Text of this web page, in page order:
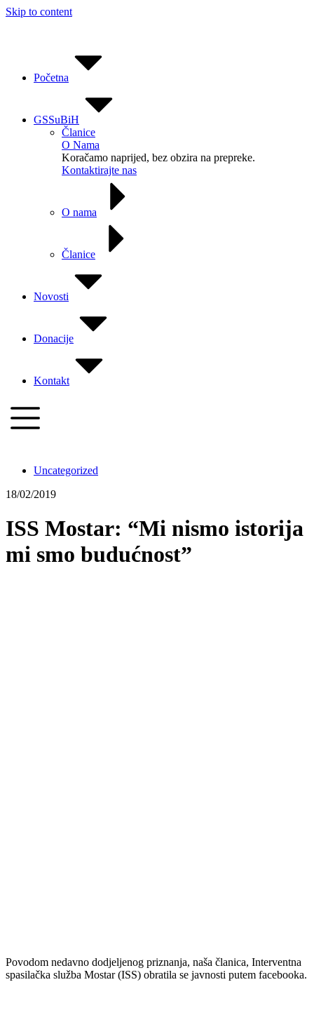
Skip to content
Početna
GSSuBiH
Članice
O Nama
Koračamo naprijed, bez obzira na prepreke.
Kontaktirajte nas
O nama
Članice
Novosti
Donacije
Kontakt
Uncategorized
18/02/2019
ISS Mostar: “Mi nismo istorija
mi smo budućnost”
Povodom nedavno dodjeljenog priznanja, naša članica, Interventna
spasilačka služba Mostar (ISS) obratila se javnosti putem facebooka.